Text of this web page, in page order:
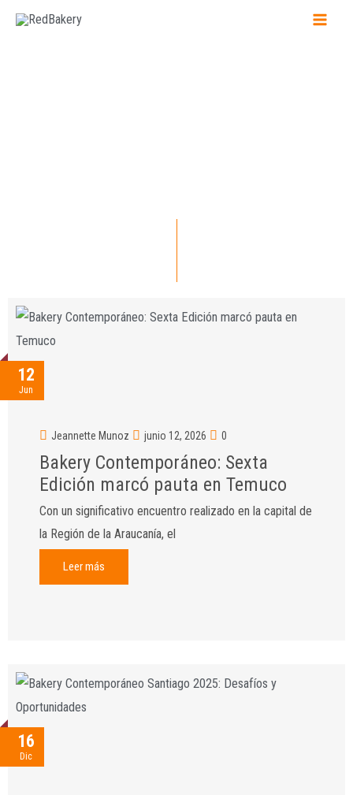
12
Jun
Jeannette Munoz junio 12, 2026 0
Bakery Contemporáneo: Sexta
Edición marcó pauta en Temuco
Con un significativo encuentro realizado en la capital de
la Región de la Araucanía, el
Leer más
16
Dic